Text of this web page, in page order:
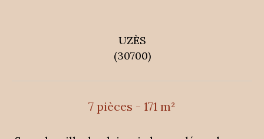
UZÈS
(30700)
7 pièces - 171 m²